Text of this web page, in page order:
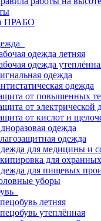
ПРАБО
одежда летняя
одежда
одежда
одежда
от повышенных
от электрической
от кислот и
одежда
одежда
для медицины и
для
для пищевых
уборы
летняя
утеплённая